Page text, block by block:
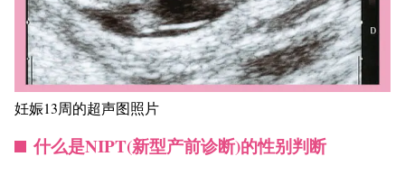
妊娠13周的超声图照片
什么是NIPT(新型产前诊断)的性别判断